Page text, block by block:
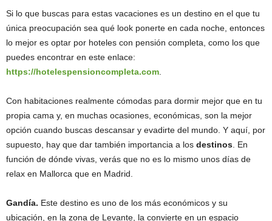
Si lo que buscas para estas vacaciones es un destino en el que tu
única preocupación sea qué look ponerte en cada noche, entonces
lo mejor es optar por hoteles con pensión completa, como los que
puedes encontrar en este enlace:
https://hotelespensioncompleta.com
Con habitaciones realmente cómodas para dormir mejor que en tu
propia cama y, en muchas ocasiones, económicas, son la mejor
opción cuando buscas descansar y evadirte del mundo. Y aquí, por
supuesto, hay que dar también importancia a los destinos . En
función de dónde vivas, verás que no es lo mismo unos días de
relax en Mallorca que en Madrid.
Gandía. Este destino es uno de los más económicos y su
ubicación, en la zona de Levante, la convierte en un espacio